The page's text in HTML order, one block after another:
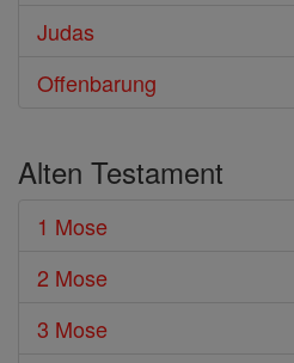
Judas
Offenbarung
Alten Testament
1 Mose
2 Mose
3 Mose